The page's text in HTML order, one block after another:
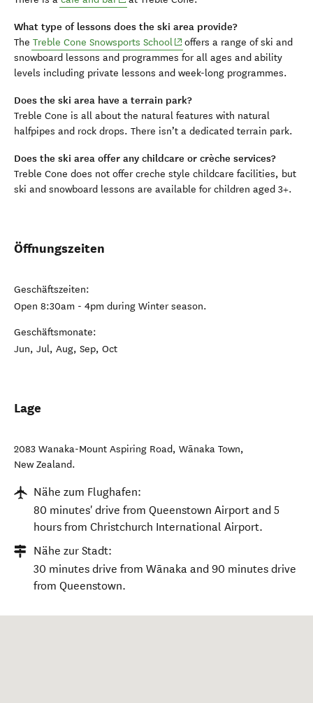
What type of lessons does the ski area provide?
The Treble Cone Snowsports School(opens in new window)
offers a range of ski and
snowboard lessons and programmes for all ages and ability
levels including private lessons and week-long programmes.
Does the ski area have a terrain park?
Treble Cone is all about the natural features with natural
halfpipes and rock drops. There isn’t a dedicated terrain park.
Does the ski area offer any childcare or crèche services?
Treble Cone does not offer creche style childcare facilities, but
ski and snowboard lessons are available for children aged 3+.
Öffnungszeiten
Geschäftszeiten:
Open 8:30am - 4pm during Winter season.
Geschäftsmonate:
Jun, Jul, Aug, Sep, Oct
Lage
2083 Wanaka-Mount Aspiring Road, Wānaka Town,
New Zealand.
Nähe zum Flughafen:
80 minutes' drive from Queenstown Airport and 5
hours from Christchurch International Airport.
Nähe zur Stadt:
30 minutes drive from Wānaka and 90 minutes drive
from Queenstown.